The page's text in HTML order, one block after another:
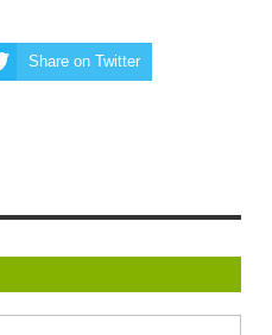
Share on Twitter